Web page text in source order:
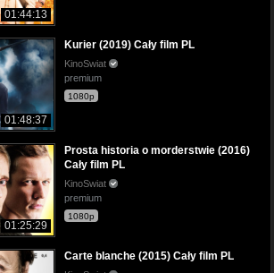
01:44:13
01:48:37
Kurier (2019) Cały film PL
KinoSwiat
premium
1080p
01:25:29
Prosta historia o morderstwie (2016)
Cały film PL
KinoSwiat
premium
1080p
Carte blanche (2015) Cały film PL